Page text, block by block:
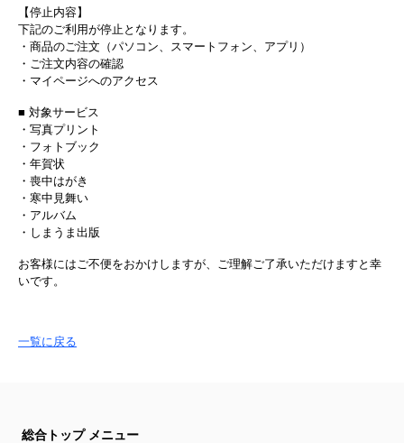
【停止内容】
下記のご利用が停止となります。
・商品のご注文（パソコン、スマートフォン、アプリ）
・ご注文内容の確認
・マイページへのアクセス
■ 対象サービス
・写真プリント
・フォトブック
・年賀状
・喪中はがき
・寒中見舞い
・アルバム
・しまうま出版
お客様にはご不便をおかけしますが、ご理解ご了承いただけますと幸
いです。
一覧に戻る
総合トップ メニュー